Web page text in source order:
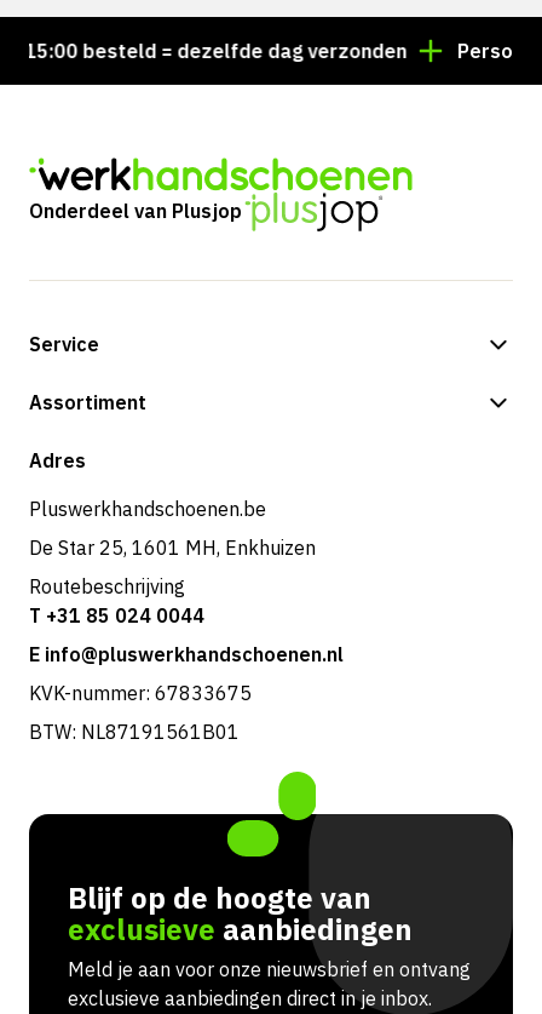
besteld = dezelfde dag verzonden Persoonlijk
Onderdeel van Plusjop
Service
Betalingsmogelijkheden
Retouren & service
Assortiment
Shop
Adres
Pluswerkhandschoenen.be
De Star 25, 1601 MH, Enkhuizen
Routebeschrijving
T +31 85 024 0044
E info@pluswerkhandschoenen.nl
KVK-nummer: 67833675
BTW: NL87191561B01
Blijf op de hoogte van
exclusieve aanbiedingen
Meld je aan voor onze nieuwsbrief en ontvang
exclusieve aanbiedingen direct in je inbox.